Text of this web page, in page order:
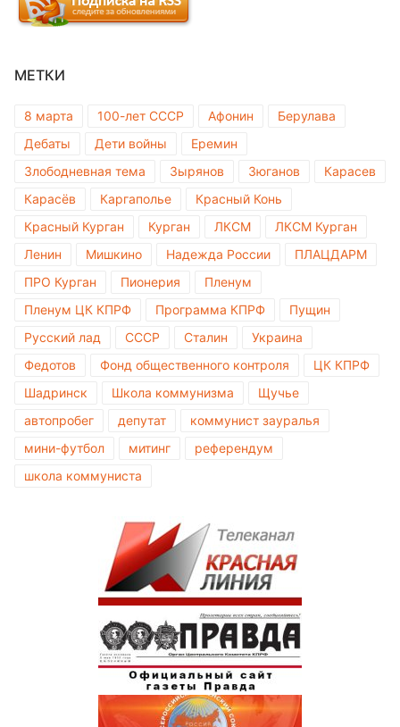
МЕТКИ
8 марта 100-лет СССР Афонин
Берулава
Дебаты
Дети войны
Еремин
Злободневная тема
Зырянов Зюганов
Карасев
Карасёв
Каргаполье
Красный Конь
Красный Курган
Курган ЛКСМ
ЛКСМ Курган
Ленин
Мишкино Надежда России
ПЛАЦДАРМ
ПРО Курган
Пионерия
Пленум
Пленум ЦК КПРФ
Программа КПРФ
Пущин
Русский лад
СССР Сталин
Украина
Федотов
Фонд общественного контроля
ЦК КПРФ
Шадринск
Школа коммунизма
Щучье
автопробег
депутат
коммунист зауралья
мини-футбол
митинг
референдум
школа коммуниста